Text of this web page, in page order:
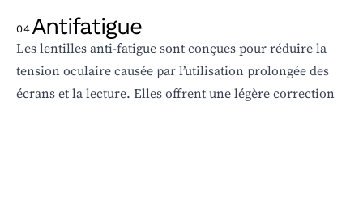
04Antifatigue
Les lentilles anti-fatigue sont conçues pour réduire la
tension oculaire causée par l’utilisation prolongée des
écrans et la lecture. Elles offrent une légère correction